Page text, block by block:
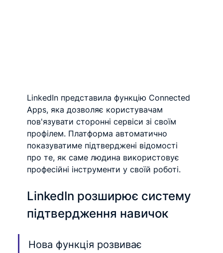
LinkedIn представила функцію Connected
Apps, яка дозволяє користувачам
пов'язувати сторонні сервіси зі своїм
профілем. Платформа автоматично
показуватиме підтверджені відомості
про те, як саме людина використовує
професійні інструменти у своїй роботі.
LinkedIn розширює систему
підтвердження навичок
Нова функція розвиває